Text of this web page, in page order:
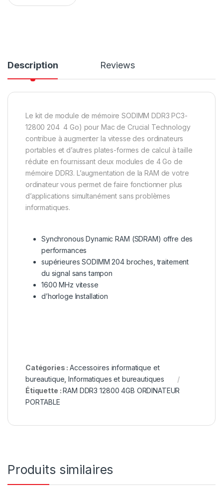
Description Reviews
Le kit de module de mémoire SODIMM DDR3 PC3-
12800 204 4 Go) pour Mac de Crucial Technology
contribue à augmenter la vitesse des ordinateurs
portables et d’autres plates-formes de calcul à taille
réduite en fournissant deux modules de 4 Go de
mémoire DDR3. L’augmentation de la RAM de votre
ordinateur vous permet de faire fonctionner plus
d’applications simultanément sans problèmes
informatiques.
Synchronous Dynamic RAM (SDRAM) offre des
performances
supérieures SODIMM 204 broches, traitement
du signal sans tampon
1600 MHz vitesse
d’horloge Installation
Catégories :Accessoires informatique et
bureautique ,Informatiques et bureautiques
Étiquette :RAM DDR3 12800 4GB ORDINATEUR
PORTABLE
Produits similaires